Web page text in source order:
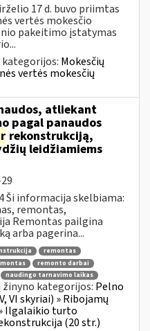
17 d. buvo priimtas
vertės mokesčio
pakeitimo įstatymas
kategorijos: Mokesčių
vertės mokesčių
atliekant
pagal panaudos
rekonstrukciją,
leidžiamiems
Ši informacija skelbiama:
remontas,
Remontas pailgina
arba pagerina...
remontas
remonto darbai
naudingo tarnavimo laikas
žinyno kategorijos: Pelno
VI skyriai) » Ribojamų
Ilgalaikio turto
(20 str.)